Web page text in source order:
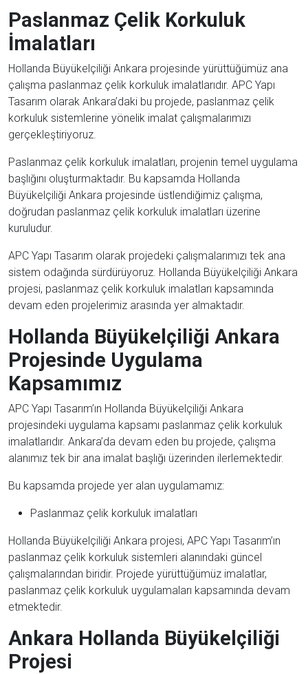
Paslanmaz Çelik Korkuluk
İmalatları
Hollanda Büyükelçiliği Ankara projesinde yürüttüğümüz ana
çalışma paslanmaz çelik korkuluk imalatlarıdır. APC Yapı
Tasarım olarak Ankara’daki bu projede, paslanmaz çelik
korkuluk sistemlerine yönelik imalat çalışmalarımızı
gerçekleştiriyoruz.
Paslanmaz çelik korkuluk imalatları, projenin temel uygulama
başlığını oluşturmaktadır. Bu kapsamda Hollanda
Büyükelçiliği Ankara projesinde üstlendiğimiz çalışma,
doğrudan paslanmaz çelik korkuluk imalatları üzerine
kuruludur.
APC Yapı Tasarım olarak projedeki çalışmalarımızı tek ana
sistem odağında sürdürüyoruz. Hollanda Büyükelçiliği Ankara
projesi, paslanmaz çelik korkuluk imalatları kapsamında
devam eden projelerimiz arasında yer almaktadır.
Hollanda Büyükelçiliği Ankara
Projesinde Uygulama
Kapsamımız
APC Yapı Tasarım’ın Hollanda Büyükelçiliği Ankara
projesindeki uygulama kapsamı paslanmaz çelik korkuluk
imalatlarıdır. Ankara’da devam eden bu projede, çalışma
alanımız tek bir ana imalat başlığı üzerinden ilerlemektedir.
Bu kapsamda projede yer alan uygulamamız:
Paslanmaz çelik korkuluk imalatları
Hollanda Büyükelçiliği Ankara projesi, APC Yapı Tasarım’ın
paslanmaz çelik korkuluk sistemleri alanındaki güncel
çalışmalarından biridir. Projede yürüttüğümüz imalatlar,
paslanmaz çelik korkuluk uygulamaları kapsamında devam
etmektedir.
Ankara Hollanda Büyükelçiliği
Projesi